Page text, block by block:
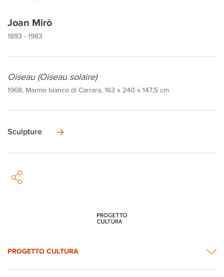
Joan Mirò
1893 - 1983
Oiseau (Oiseau solaire)
1968, Marmo bianco di Carrara, 163 x 240 x 147,5 cm
Sculpture
PROGETTO CULTURA